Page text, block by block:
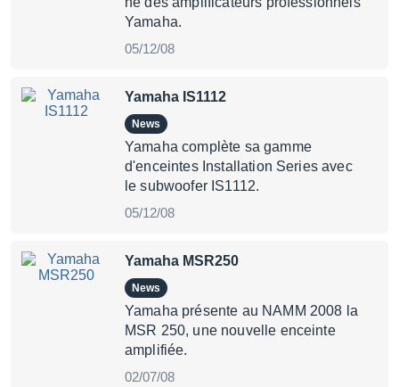
Yamaha.
05/12/08
Yamaha IS1112
News
Yamaha complète sa gamme
d'enceintes Installation Series avec
le subwoofer IS1112.
05/12/08
Yamaha MSR250
News
Yamaha présente au NAMM 2008 la
MSR 250, une nouvelle enceinte
amplifiée.
02/07/08